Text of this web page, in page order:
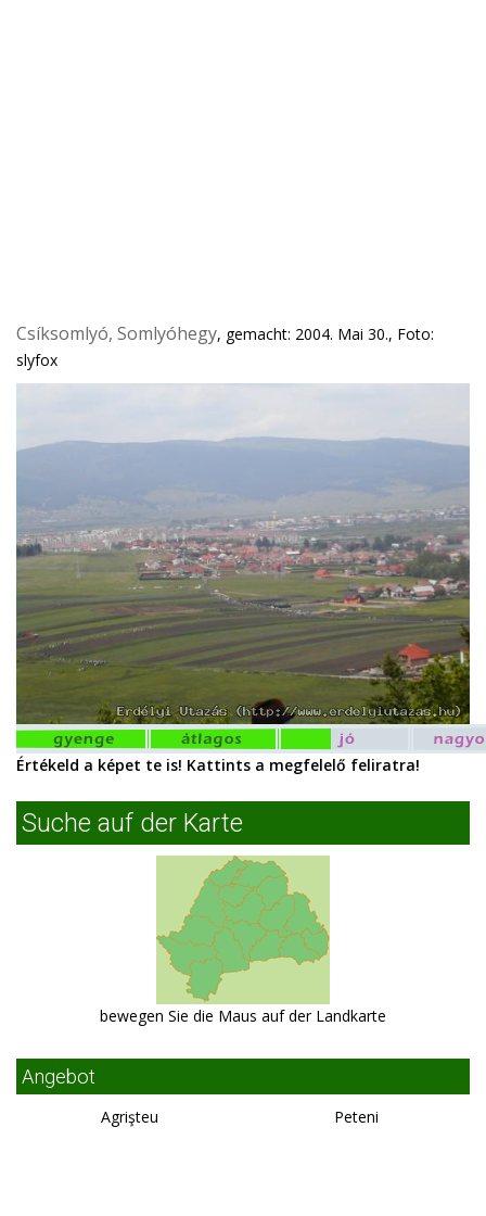
Csíksomlyó, Somlyóhegy, gemacht: 2004. Mai 30., Foto:
slyfox
Értékeld a képet te is! Kattints a megfelelő feliratra!
Suche auf der Karte
bewegen Sie die Maus auf der Landkarte
Angebot
Agrişteu Peteni